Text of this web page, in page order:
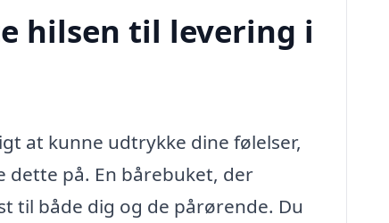
hilsen til levering i
at kunne udtrykke dine følelser,
dette på. En bårebuket, der
til både dig og de pårørende. Du